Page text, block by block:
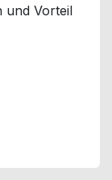
und Vorteil